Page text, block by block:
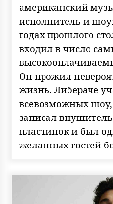
американский
исполнитель и
годах прошлого
входил в число
Он прожил
жизнь. Либераче
всевозможных шоу,
записал
пластинок и был
желанных гостей